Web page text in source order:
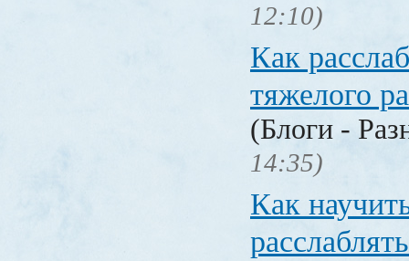
12:10)
Как
тяжелого
(Блоги -
14:35)
Как